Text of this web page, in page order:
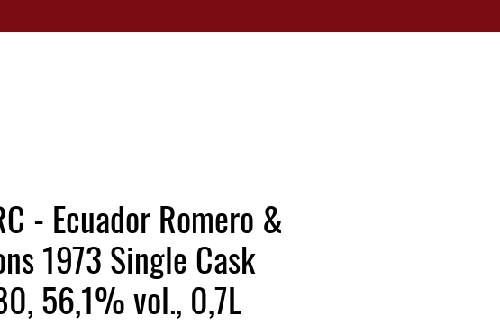
- Ecuador Romero &
1973 Single Cask
56,1% vol., 0,7L